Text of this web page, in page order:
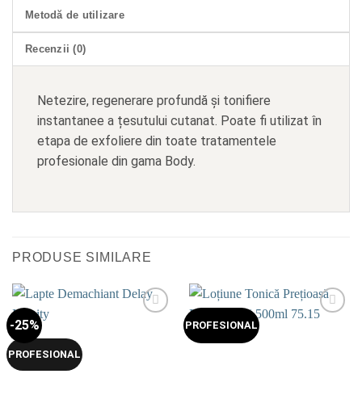
Metodă de utilizare
Recenzii (0)
Netezire, regenerare profundă și tonifiere
instantanee a țesutului cutanat. Poate fi utilizat în
etapa de exfoliere din toate tratamentele
profesionale din gama Body.
PRODUSE SIMILARE
-25%
PROFESIONAL
PROFESIONAL